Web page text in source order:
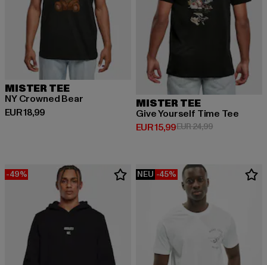
MISTER TEE
NY Crowned Bear
EUR 18,99
Derzeitiger Preis: EUR 18,99
MISTER TEE
Give Yourself Time Tee
EUR 15,99
Derzeitiger Preis: EUR 15,99
EUR 24,99Aktionspreis:
-49% NEU -45%